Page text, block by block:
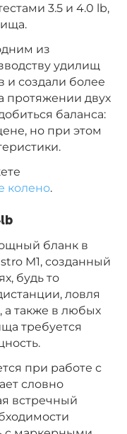
3.5 и 4.0 lb,
из
удилищ
и создали более
протяжении двух
баланса:
но при этом
колено.
бланк в
M1, созданный
будь то
ловля
а также в любых
требуется
при работе с
словно
встречный